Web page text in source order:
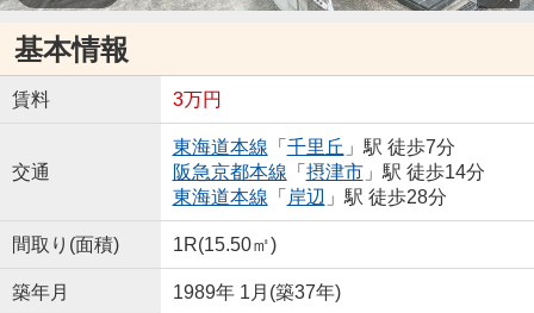
基本情報
賃料 3万円
交通
東海道本線 「 千里丘 」駅 徒歩7分
阪急京都本線 「 摂津市」駅 徒歩14分
東海道本線 「 岸辺 」駅 徒歩28分
間取り(面積) 1R(15.50㎡)
築年月 1989年 1月(築37年)